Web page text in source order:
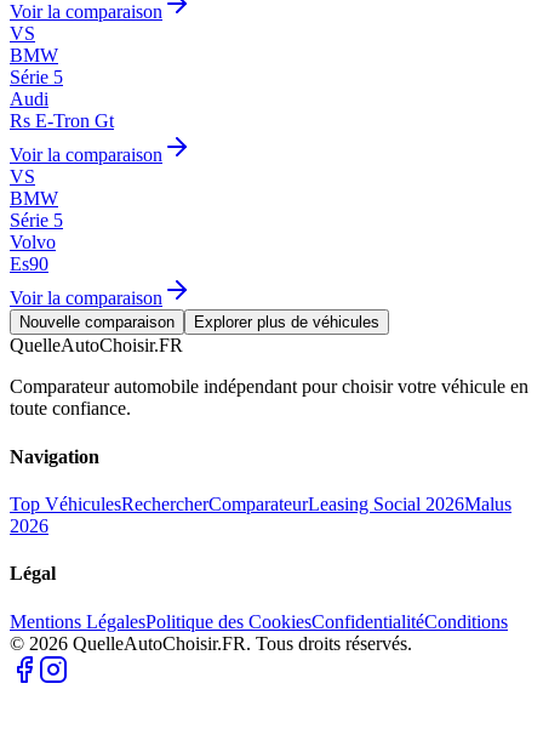
Voir la comparaison
VS
BMW
Série 5
Audi
Rs E-Tron Gt
Voir la comparaison
VS
BMW
Série 5
Volvo
Es90
Voir la comparaison
Nouvelle comparaison Explorer plus de véhicules
QuelleAutoChoisir.FR
Comparateur automobile indépendant pour choisir votre véhicule en
toute confiance.
Navigation
Top VéhiculesRechercherComparateurLeasing Social 2026Malus
2026
Légal
Mentions LégalesPolitique des CookiesConfidentialitéConditions
© 2026 QuelleAutoChoisir.FR. Tous droits réservés.